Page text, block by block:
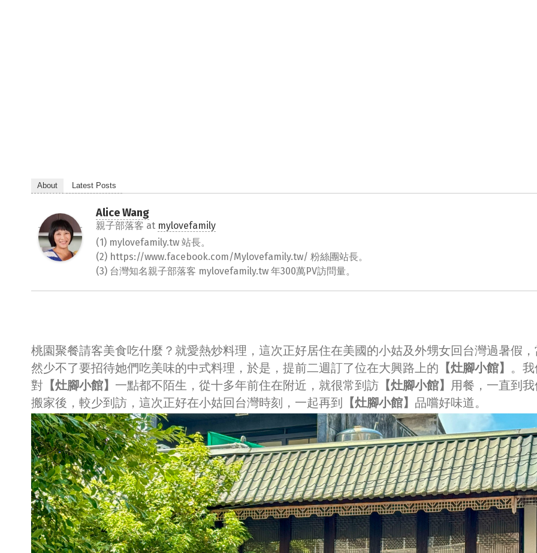
About Latest Posts
Alice Wang
親子部落客 at mylovefamily
(1) mylovefamily.tw 站長。
(2) https://www.facebook.com/Mylovefamily.tw/ 粉絲團站長。
(3) 台灣知名親子部落客 mylovefamily.tw 年300萬PV訪問量。
桃園聚餐請客美食吃什麼？就愛熱炒料理，這次正好居住在美國的小姑及外甥女回台灣過暑假
然少不了要招待她們吃美味的中式料理，於是，提前二週訂了位在大興路上的 【灶腳小館】 。
對 【灶腳小館】 一點都不陌生，從十多年前住在附近，就很常到訪 【灶腳小館】 用餐，一直到
搬家後，較少到訪，這次正好在小姑回台灣時刻，一起再到
【灶腳小館】 品嚐好味道。